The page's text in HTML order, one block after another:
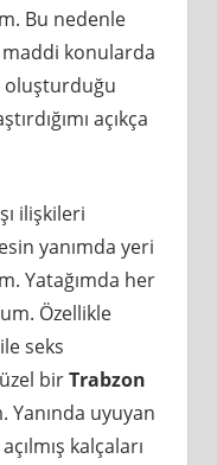
Bu nedenle
maddi konularda
oluşturduğu
açıkça
ilişkileri
yanımda yeri
Yatağımda her
Özellikle
seks
birTrabzon
Yanında uyuyan
kalçaları